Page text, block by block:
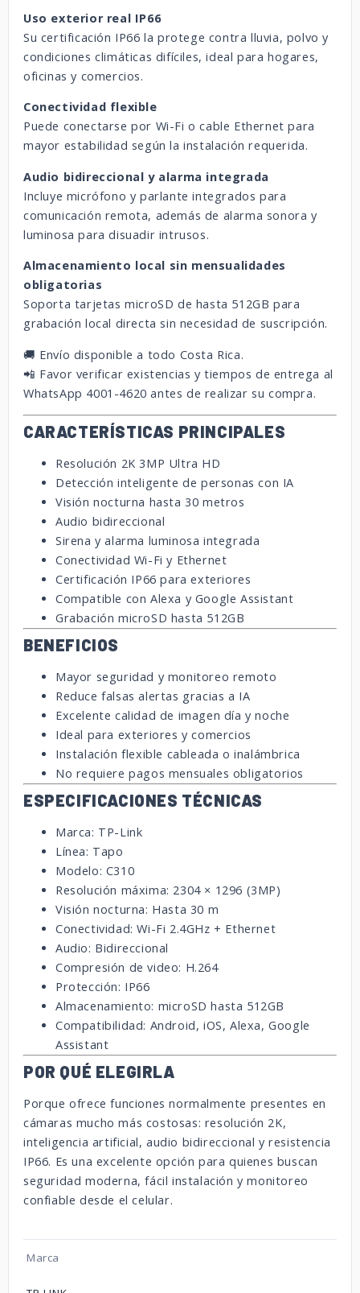
Uso exterior real IP66
Su certificación IP66 la protege contra lluvia, polvo y
condiciones climáticas difíciles, ideal para hogares,
oficinas y comercios.
Conectividad flexible
Puede conectarse por Wi-Fi o cable Ethernet para
mayor estabilidad según la instalación requerida.
Audio bidireccional y alarma integrada
Incluye micrófono y parlante integrados para
comunicación remota, además de alarma sonora y
luminosa para disuadir intrusos.
Almacenamiento local sin mensualidades
obligatorias
Soporta tarjetas microSD de hasta 512GB para
grabación local directa sin necesidad de suscripción.
🚚 Envío disponible a todo Costa Rica.
📲 Favor verificar existencias y tiempos de entrega al
WhatsApp 4001-4620 antes de realizar su compra.
CARACTERÍSTICAS PRINCIPALES
Resolución 2K 3MP Ultra HD
Detección inteligente de personas con IA
Visión nocturna hasta 30 metros
Audio bidireccional
Sirena y alarma luminosa integrada
Conectividad Wi-Fi y Ethernet
Certificación IP66 para exteriores
Compatible con Alexa y Google Assistant
Grabación microSD hasta 512GB
BENEFICIOS
Mayor seguridad y monitoreo remoto
Reduce falsas alertas gracias a IA
Excelente calidad de imagen día y noche
Ideal para exteriores y comercios
Instalación flexible cableada o inalámbrica
No requiere pagos mensuales obligatorios
ESPECIFICACIONES TÉCNICAS
Marca: TP-Link
Línea: Tapo
Modelo: C310
Resolución máxima: 2304 × 1296 (3MP)
Visión nocturna: Hasta 30 m
Conectividad: Wi-Fi 2.4GHz + Ethernet
Audio: Bidireccional
Compresión de video: H.264
Protección: IP66
Almacenamiento: microSD hasta 512GB
Compatibilidad: Android, iOS, Alexa, Google
Assistant
POR QUÉ ELEGIRLA
Porque ofrece funciones normalmente presentes en
cámaras mucho más costosas: resolución 2K,
inteligencia artificial, audio bidireccional y resistencia
IP66. Es una excelente opción para quienes buscan
seguridad moderna, fácil instalación y monitoreo
confiable desde el celular.
Marca